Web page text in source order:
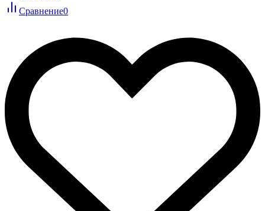
Сравнение0